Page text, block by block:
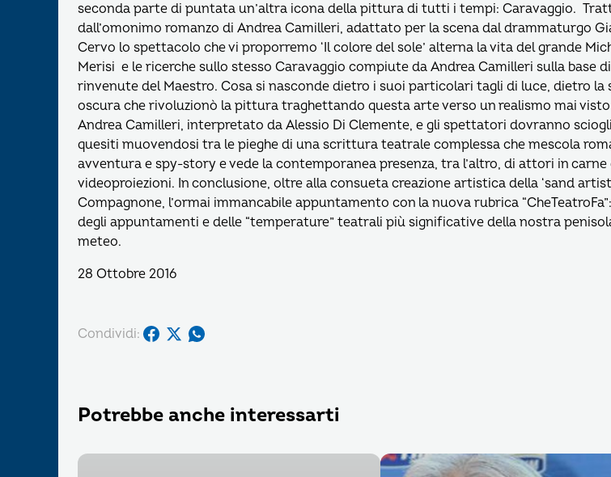
seconda parte di puntata un’altra icona della pittura di tutti i tempi: Caravaggio.
dall’omonimo romanzo di Andrea Camilleri, adattato per la scena dal drammaturgo
Cervo lo spettacolo che vi proporremo ‘Il colore del sole’ alterna la vita del grande
Merisi e le ricerche sullo stesso Caravaggio compiute da Andrea Camilleri sulla base
rinvenute del Maestro. Cosa si nasconde dietro i suoi particolari tagli di luce, dietro la
oscura che rivoluzionò la pittura traghettando questa arte verso un realismo mai
Andrea Camilleri, interpretato da Alessio Di Clemente, e gli spettatori dovranno
quesiti muovendosi tra le pieghe di una scrittura teatrale complessa che mescola
avventura e spy-story e vede la contemporanea presenza, tra l’altro, di attori in carne
videoproiezioni. In conclusione, oltre alla consueta creazione artistica della ‘sand
Compagnone, l’ormai immancabile appuntamento con la nuova rubrica
degli appuntamenti e delle “temperature” teatrali più significative della nostra
meteo.
28 Ottobre 2016
Condividi:
Potrebbe anche interessarti